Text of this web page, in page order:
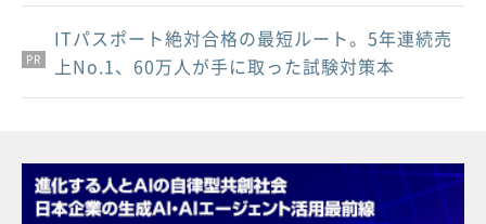
PR
PR
PR
ITパスポート絶対合格の最短ルート。5年連続売
上No.1、60万人が手に取った試験対策本